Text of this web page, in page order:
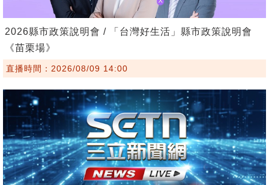
2026縣市政策說明會 / 「台灣好生活」縣市政策說明會
《苗栗場》
直播時間：2026/08/09 14:00